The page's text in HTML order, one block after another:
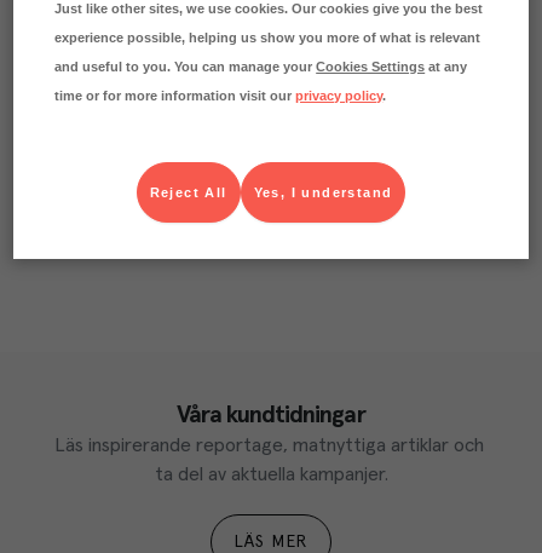
Våra kundtidningar
Läs inspirerande reportage, matnyttiga artiklar och
ta del av aktuella kampanjer.
LÄS MER
Just like other sites, we use cookies. Our cookies give you the best
experience possible, helping us show you more of what is relevant
and useful to you. You can manage yourCookies Settings at any
time or for more information visit ourprivacy policy.
Yes, I understand
Reject All